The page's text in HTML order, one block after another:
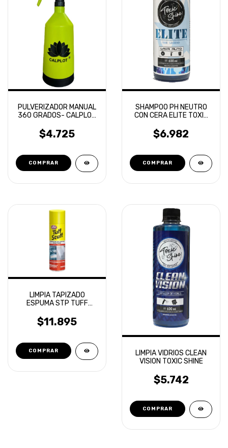
PULVERIZADOR MANUAL
360 GRADOS- CALPLOT
$4.725
SHAMPOO PH NEUTRO
CON CERA ELITE TOXIC
$6.982
LIMPIA TAPIZADO
ESPUMA STP TUFF
ALFOMBRA
$11.895
LIMPIA VIDRIOS CLEAN
VISION TOXIC SHINE
$5.742